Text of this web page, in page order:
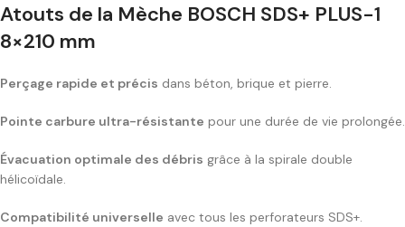
Atouts de la Mèche BOSCH SDS+ PLUS-1
8×210 mm
Perçage rapide et précis dans béton, brique et pierre.
Pointe carbure ultra-résistante pour une durée de vie prolongée.
Évacuation optimale des débris grâce à la spirale double
hélicoïdale.
Compatibilité universelle avec tous les perforateurs SDS+.